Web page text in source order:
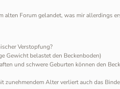
Forum gelandet, was mir allerdings
Verstopfung?
Gewicht belastet den Beckenboden)
und schwere Geburten können den
Alter verliert auch das